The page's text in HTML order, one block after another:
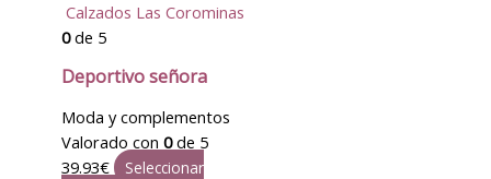
Calzados Las Corominas
0de 5
Deportivo señora
Moda y complementos
Valorado con 0de 5
39.93€
Seleccionar